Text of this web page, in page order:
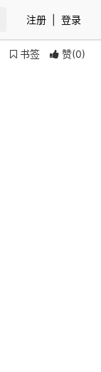
注册 登录
书签 赞(0)